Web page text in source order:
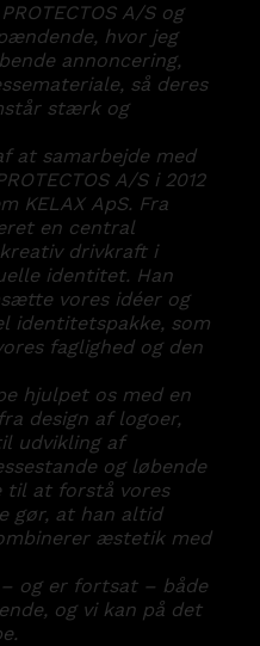
PROTECTOS A/S og
hvor jeg
annoncering,
så deres
stærk og
at samarbejde med
A/S i 2012
KELAX ApS. Fra
en central
kreativ drivkraft i
identitet. Han
vores idéer og
identitetspakke, som
faglighed og den
hjulpet os med en
fra design af logoer,
udvikling af
og løbende
til at forstå vores
gør, at han altid
æstetik med
– og er fortsat – både
og vi kan på det